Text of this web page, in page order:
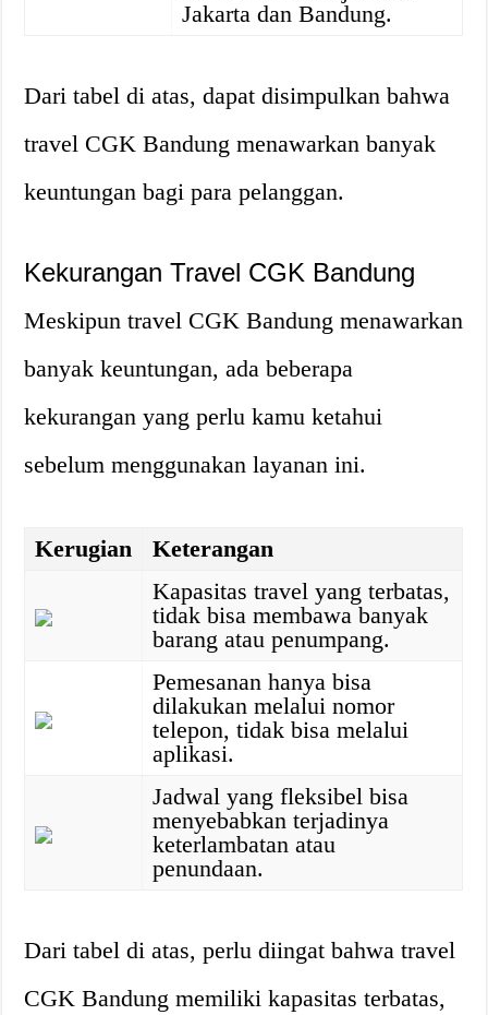
Jakarta dan Bandung.
Dari tabel di atas, dapat disimpulkan bahwa
travel CGK Bandung menawarkan banyak
keuntungan bagi para pelanggan.
Kekurangan Travel CGK Bandung
Meskipun travel CGK Bandung menawarkan
banyak keuntungan, ada beberapa
kekurangan yang perlu kamu ketahui
sebelum menggunakan layanan ini.
Kerugian
Keterangan
Kapasitas travel yang terbatas,
tidak bisa membawa banyak
barang atau penumpang.
Pemesanan hanya bisa
dilakukan melalui nomor
telepon, tidak bisa melalui
aplikasi.
Jadwal yang fleksibel bisa
menyebabkan terjadinya
keterlambatan atau
penundaan.
Dari tabel di atas, perlu diingat bahwa travel
CGK Bandung memiliki kapasitas terbatas,